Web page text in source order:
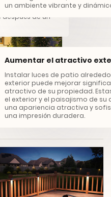
su patio
de un
un ambiente vibrante y
libre
belleza los
la
Ya sea a lo
de jardín,
creando
Aumentar el atractivo
Instalar luces de patio
exterior puede mejorar
atractivo de su propiedad.
el exterior y el paisajismo de su
una apariencia atractiva y
una impresión duradera.
de la luz